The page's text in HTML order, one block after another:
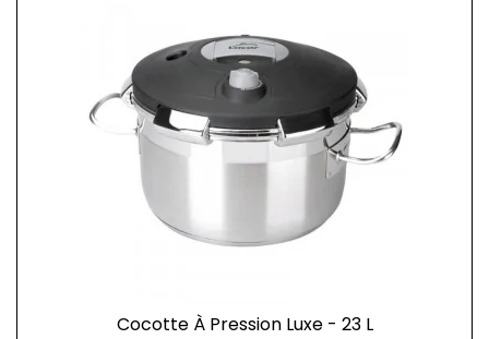
Cocotte À Pression Luxe - 23 L